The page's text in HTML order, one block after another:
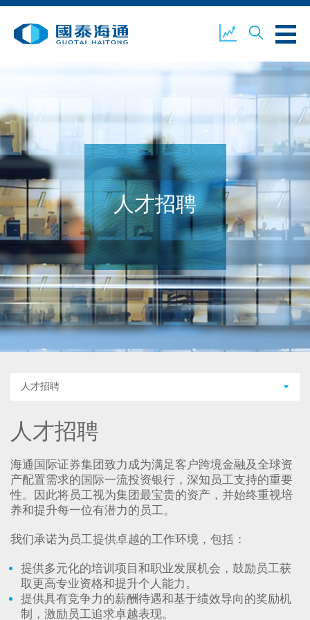
关于我们 业务概览
环境、社会及企业管治 国泰海通证券 联络我们
开设户口 客户登入
人才招聘
人才招聘
人才招聘
海通国际证券集团致力成为满足客户跨境金融及全球资
产配置需求的国际一流投资银行，深知员工支持的重要
性。因此将员工视为集团最宝贵的资产，并始终重视培
养和提升每一位有潜力的员工。
我们承诺为员工提供卓越的工作环境，包括：
提供多元化的培训项目和职业发展机会，鼓励员工获
取更高专业资格和提升个人能力。
提供具有竞争力的薪酬待遇和基于绩效导向的奖励机
制，激励员工追求卓越表现。